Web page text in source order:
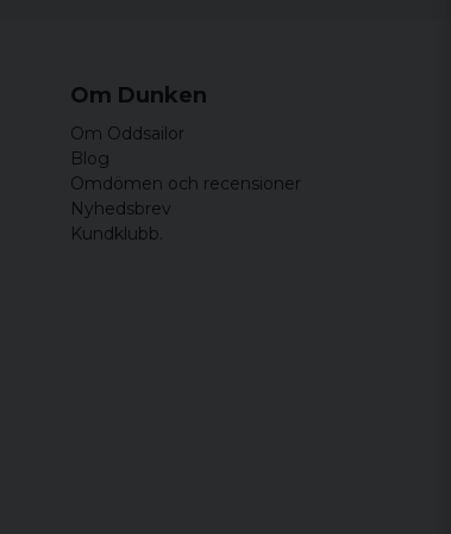
Om Dunken
Om Oddsailor
Blog
Omdömen och recensioner
Nyhedsbrev
Kundklubb.